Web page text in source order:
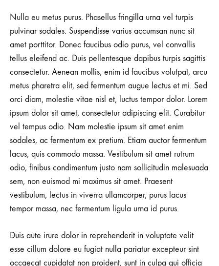
Nulla eu metus purus. Phasellus fringilla urna vel turpis
pulvinar sodales. Suspendisse varius accumsan nunc sit
amet porttitor. Donec faucibus odio purus, vel convallis
tellus eleifend ac. Duis pellentesque dapibus turpis sagittis
consectetur. Aenean mollis, enim id faucibus volutpat, arcu
metus pharetra elit, sed fermentum augue lectus et mi. Sed
orci diam, molestie vitae nisl et, luctus tempor dolor. Lorem
ipsum dolor sit amet, consectetur adipiscing elit. Curabitur
vel tempus odio. Nam molestie ipsum sit amet enim
sodales, ac fermentum ex pretium. Etiam auctor fermentum
lacus, quis commodo massa. Vestibulum sit amet rutrum
odio, finibus condimentum justo nam sollicitudin malesuada
sem, non euismod mi maximus sit amet. Praesent
vestibulum, lectus in viverra ullamcorper, purus lacus
tempor massa, nec fermentum ligula urna id purus.
Duis aute irure dolor in reprehenderit in voluptate velit
esse cillum dolore eu fugiat nulla pariatur excepteur sint
occaecat cupidatat non proident, sunt in culpa qui officia